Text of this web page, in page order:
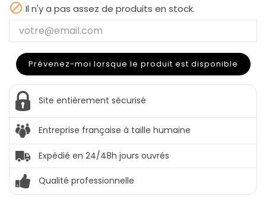
 Il n'y a pas assez de produits en stock.
Prévenez-moi lorsque le produit est disponible
Site entièrement sécurisé
Entreprise française à taille humaine
Expédié en 24/48h jours ouvrés
Qualité professionnelle